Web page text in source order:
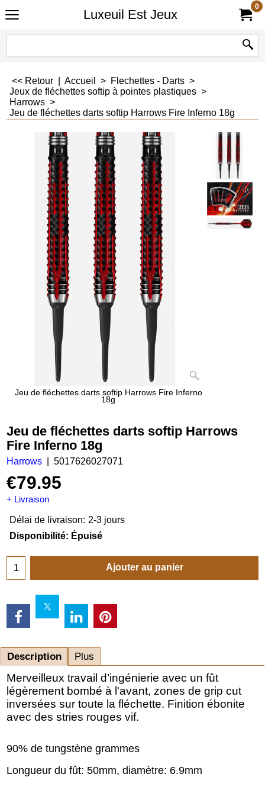
Luxeuil Est Jeux
0
<< Retour Accueil > Flechettes - Darts >
Jeux de fléchettes softip à pointes plastiques >
Harrows >
Jeu de fléchettes darts softip Harrows Fire Inferno 18g
Jeu de fléchettes darts softip Harrows Fire Inferno
18g
Jeu de fléchettes darts softip Harrows
Fire Inferno 18g
Harrows 5017626027071
€79.95
+ Livraison
Délai de livraison: 2-3 jours
Disponibilité: Épuisé
Ajouter au panier
Description Plus
Merveilleux travail d’ingénierie avec un fût
légèrement bombé à l'avant, zones de grip cut
inversées sur toute la fléchette. Finition ébonite
avec des stries rouges vif.
90% de tungstène grammes
Longueur du fût: 50mm, diamètre: 6.9mm